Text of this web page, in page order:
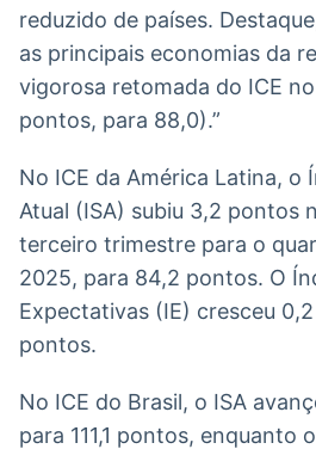
para
reduzido de países.
as principais economias da
vigorosa retomada do ICE
pontos, para 88,0).”
No ICE da América Latina, o
Atual (ISA) subiu 3,2 pontos
terceiro trimestre para o
2025, para 84,2 pontos. O
Expectativas (IE) cresceu
pontos.
No ICE do Brasil, o ISA
para 111,1 pontos, enquanto